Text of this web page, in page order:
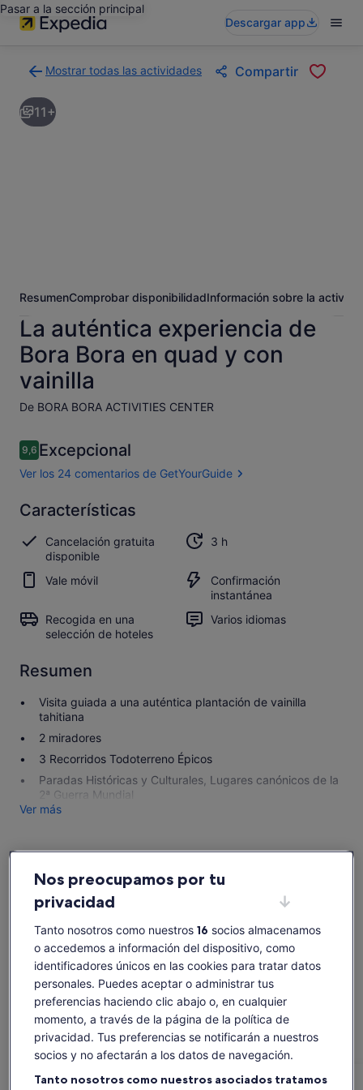
Pasar a la sección principal
Descargar app
Mostrar todas las actividades
a
la
página
Compartir
11+
ResumenComprobar disponibilidadInformación sobre la
La auténtica experiencia de
Bora Bora en quad y con
vainilla
De BORA BORA ACTIVITIES CENTER
Comentarios
9,69,6 de 10
Excepcional
Ver los 24 comentarios de GetYourGuide
9.69.6 sobre 10
Excepcional
Abrir los
24 comentarios
GetYourGuide
Características
Cancelación gratuita
disponible
3 h
Vale móvil
Confirmación
instantánea
Recogida en una
selección de hoteles
Varios idiomas
Resumen
Visita guiada a una auténtica plantación de vainilla
tahitiana
2 miradores
3 Recorridos Todoterreno Épicos
Paradas Históricas y Culturales, Lugares canónicos de la
2ª Guerra Mundial
Ver más
Comprobar disponibilidad
vie, 7 ago - vie, 21 ago
Número de personas
1 viajero
vie., 7 ago.
241 €
sáb., 8 ago.
241 €
dom., 9 ago.
241 €
lun., 10 ago.
241 €
traducido automáticamente.
Nos preocupamos por tu
privacidad
Tanto nosotros como nuestros 16 socios almacenamos
o accedemos a información del dispositivo, como
identificadores únicos en las cookies para tratar datos
personales. Puedes aceptar o administrar tus
preferencias haciendo clic abajo o, en cualquier
momento, a través de la página de la política de
privacidad. Tus preferencias se notificarán a nuestros
socios y no afectarán a los datos de navegación.
Tanto nosotros como nuestros asociados tratamos